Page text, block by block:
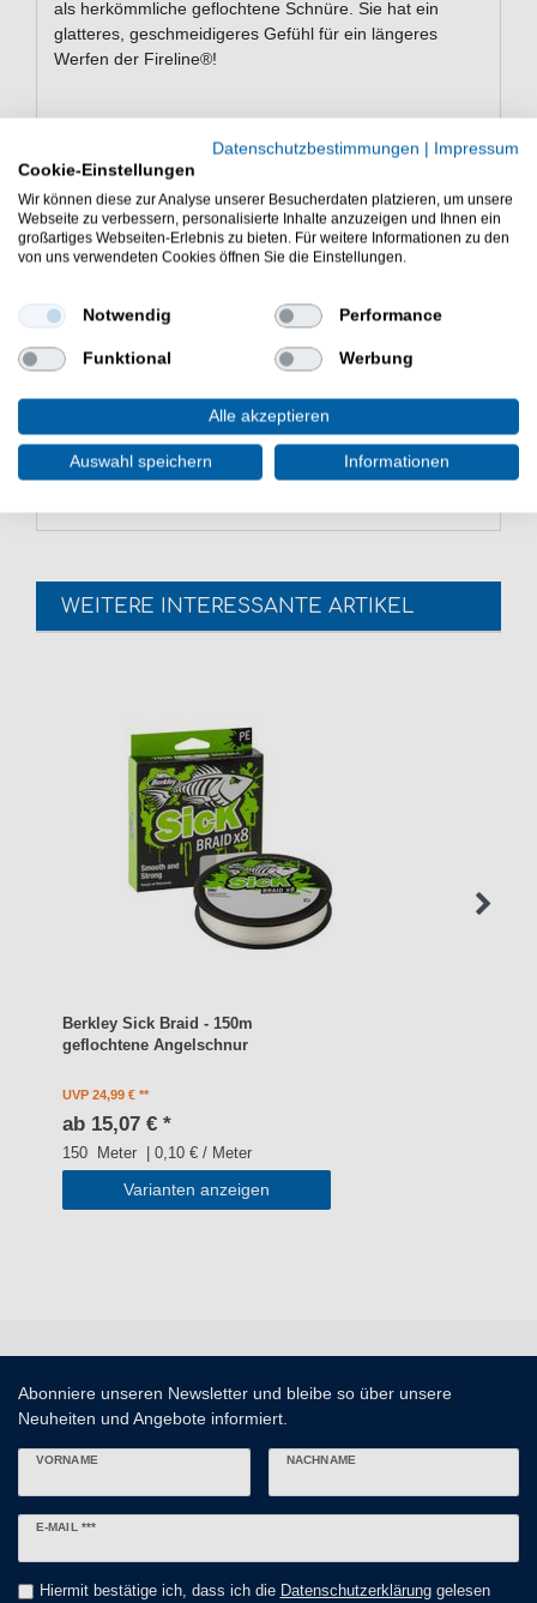
als herkömmliche geflochtene Schnüre. Sie hat ein
glatteres, geschmeidigeres Gefühl für ein längeres
Werfen der Fireline®!
Eigenschaften der Berkley FireLine®
Fused
Schnur zum Angeln auf Raubfische
Länge: 300m
bis zu 5-mal abriebfester als konventionellen
hohe Zähigkeit und Abriebfestigkeit
Glattes Profil und sehr sensibel
Lieferumfang: 300m Schnur in einer gewählten
Günstig FireLine® Fused online kaufen und sparen.
Berkley Schnur zum Angeln auf Raubfische. - HIER
300m geflochtene Angelschnur bestellen.
WEITERE INTERESSANTE ARTIKEL
Berkley Sick Braid - 150m
geflochtene Angelschnur
UVP 24,99 €
ab 15,07 € *
150 Meter | 0,10 € / Meter
Varianten anzeigen
Abonniere unseren Newsletter und bleibe so über unsere
Neuheiten und Angebote informiert.
VORNAME NACHNAME
E-MAIL ***
Newsletter
Hiermit bestätige ich, dass ich die Daten­schutz­erklärunggelesen
Datenschutzbestimmungen | Impressum
Cookie-Einstellungen
Wir können diese zur Analyse unserer Besucherdaten platzieren, um unsere
Webseite zu verbessern, personalisierte Inhalte anzuzeigen und Ihnen ein
großartiges Webseiten-Erlebnis zu bieten. Für weitere Informationen zu den
von uns verwendeten Cookies öffnen Sie die Einstellungen.
Notwendig Performance
Funktional Werbung
Alle akzeptieren
Auswahl speichern Informationen